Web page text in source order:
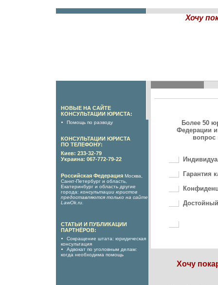
Хочу
НОВЫЕ НА САЙТЕ
КОНСУЛЬТАЦИИ ЮРИСТА:
Помощь по разводу
КОНСУЛЬТАЦИИ ЮРИСТА
ПО ТЕЛЕФОНУ:
Киев: 233-32-79
Украина: 067-772-79-22
Российская Федерация Москва,
Санкт-Петербург и область,
Екатеринбург и область другие
города: консультации юристов
предоставляются только на сайте
LawOk.ru
СТАТЬИ И ПУБЛИКАЦИИ
ПАРТНЁРОВ:
Сокращение штата: юридическая
консультация
Адвокат по уголовным делам:
когда необходима помощь
Более 50
Федерации
вопрос
Гарантия
Хочу